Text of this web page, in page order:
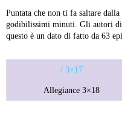
Puntata che non ti fa saltare
godibilissimi minuti. Gli autori di
questo è un dato di fatto da 63
/ 3×17
Allegiance 3×18